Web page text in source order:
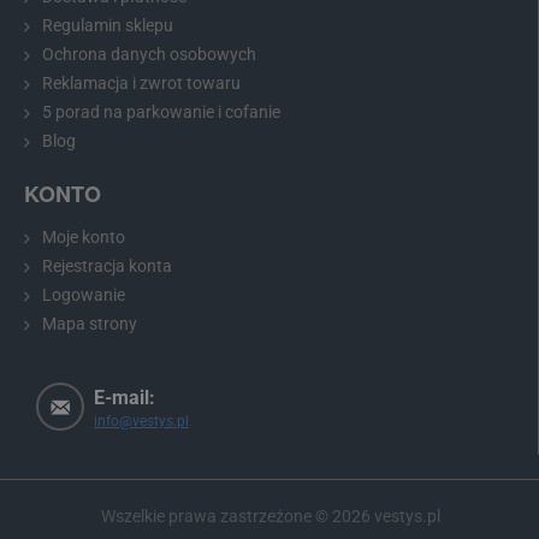
Zalecenie:Przed zakupem prosimy zmierzyć wymiary oświetlenia
C5, Berlingo i innych
Kamera cofania do Citroën C3, C4, Picasso, C5, Berlingo i innych
Regulamin sklepu
Ochrona danych osobowych
Reklamacja i zwrot towaru
5 porad na parkowanie i cofanie
Blog
KONTO
Moje konto
Rejestracja konta
Logowanie
Mapa strony
E-mail:
info@vestys.pl
Wszelkie prawa zastrzeżone © 2026 vestys.pl